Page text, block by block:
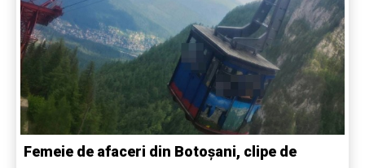
Femeie de afaceri din Botoșani, clipe de